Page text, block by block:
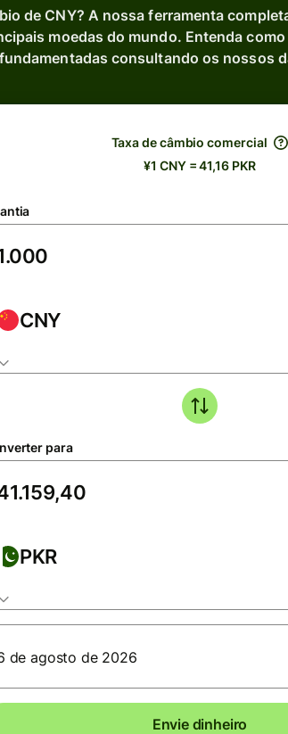
de CNY? A nossa ferramenta
moedas do mundo. Entenda
consultando os nossos
Taxa de câmbio comercial
¥1 CNY = 41,16 PKR
CNY
para
PKR
de agosto de 2026
Envie dinheiro